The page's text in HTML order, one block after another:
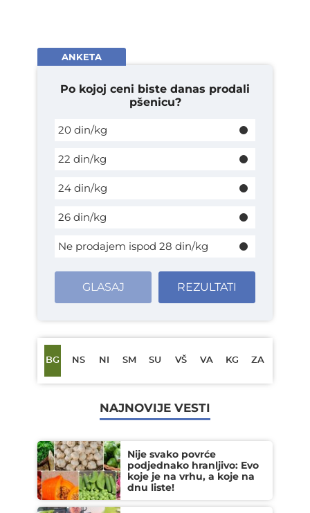
ANKETA
Po kojoj ceni biste danas prodali
pšenicu?
20 din/kg
22 din/kg
24 din/kg
26 din/kg
Ne prodajem ispod 28 din/kg
GLASAJ REZULTATI
BG NS NI SM SU VŠ VA KG ZA
NAJNOVIJE VESTI
Nije svako povrće
podjednako hranljivo: Evo
koje je na vrhu, a koje na
dnu liste!